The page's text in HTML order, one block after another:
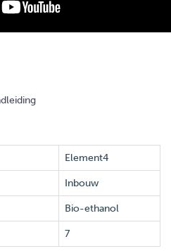
Element4
Inbouw
Bio-ethanol
7